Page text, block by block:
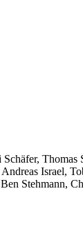
Israel,
Stehmann,